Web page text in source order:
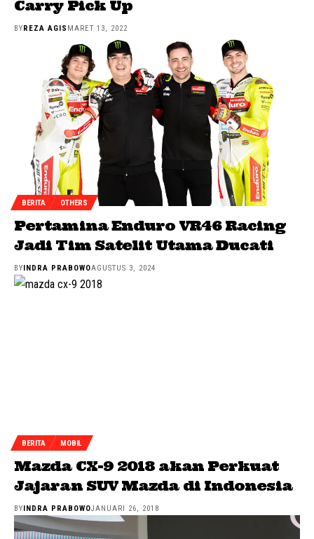
Carry Pick Up
BYREZA AGIS MARET 13, 2022
BERITA OTHERS
Pertamina Enduro VR46 Racing
Jadi Tim Satelit Utama Ducati
BY INDRA PRABOWOAGUSTUS 3, 2024
BERITA MOBIL
Mazda CX-9 2018 akan Perkuat
Jajaran SUV Mazda di Indonesia
BY INDRA PRABOWOJANUARI 26, 2018